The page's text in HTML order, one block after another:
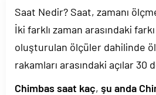
Saat Nedir? Saat, zamanı
İki farklı zaman arasındaki
oluşturulan ölçüler dahilinde
rakamları arasındaki açılar 30
Chimbas saat kaç, şu anda